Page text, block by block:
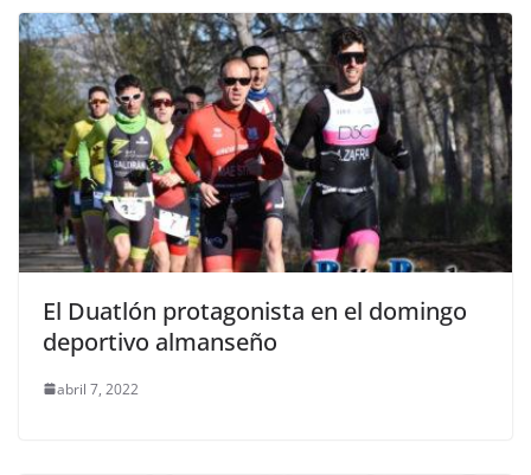
El Duatlón protagonista en el domingo
deportivo almanseño
abril 7, 2022